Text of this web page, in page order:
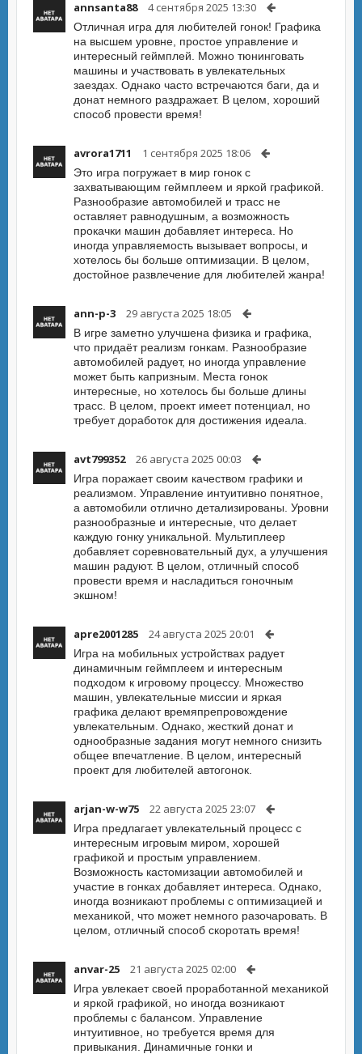
annsanta88 4 сентября 2025 13:30
Отличная игра для любителей гонок! Графика
на высшем уровне, простое управление и
интересный геймплей. Можно тюнинговать
машины и участвовать в увлекательных
заездах. Однако часто встречаются баги, да и
донат немного раздражает. В целом, хороший
способ провести время!
avrora1711 1 сентября 2025 18:06
Это игра погружает в мир гонок с
захватывающим геймплеем и яркой графикой.
Разнообразие автомобилей и трасс не
оставляет равнодушным, а возможность
прокачки машин добавляет интереса. Но
иногда управляемость вызывает вопросы, и
хотелось бы больше оптимизации. В целом,
достойное развлечение для любителей жанра!
ann-p-3 29 августа 2025 18:05
В игре заметно улучшена физика и графика,
что придаёт реализм гонкам. Разнообразие
автомобилей радует, но иногда управление
может быть капризным. Места гонок
интересные, но хотелось бы больше длины
трасс. В целом, проект имеет потенциал, но
требует доработок для достижения идеала.
avt799352 26 августа 2025 00:03
Игра поражает своим качеством графики и
реализмом. Управление интуитивно понятное,
а автомобили отлично детализированы. Уровни
разнообразные и интересные, что делает
каждую гонку уникальной. Мультиплеер
добавляет соревновательный дух, а улучшения
машин радуют. В целом, отличный способ
провести время и насладиться гоночным
экшном!
apre2001285 24 августа 2025 20:01
Игра на мобильных устройствах радует
динамичным геймплеем и интересным
подходом к игровому процессу. Множество
машин, увлекательные миссии и яркая
графика делают времяпрепровождение
увлекательным. Однако, жесткий донат и
однообразные задания могут немного снизить
общее впечатление. В целом, интересный
проект для любителей автогонок.
arjan-w-w75 22 августа 2025 23:07
Игра предлагает увлекательный процесс с
интересным игровым миром, хорошей
графикой и простым управлением.
Возможность кастомизации автомобилей и
участие в гонках добавляет интереса. Однако,
иногда возникают проблемы с оптимизацией и
механикой, что может немного разочаровать. В
целом, отличный способ скоротать время!
anvar-25 21 августа 2025 02:00
Игра увлекает своей проработанной механикой
и яркой графикой, но иногда возникают
проблемы с балансом. Управление
интуитивное, но требуется время для
привыкания. Динамичные гонки и